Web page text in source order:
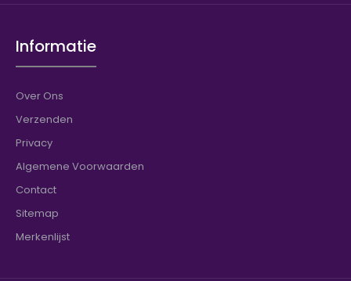
Informatie
Over Ons
Verzenden
Privacy
Algemene Voorwaarden
Contact
Sitemap
Merkenlijst